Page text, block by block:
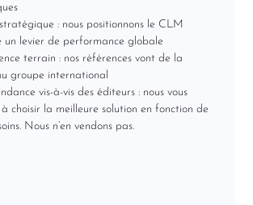
: nous positionnons le CLM
un levier de performance globale
terrain : nos références vont de la
groupe international
vis-à-vis des éditeurs : nous vous
choisir la meilleure solution en fonction de
Nous n’en vendons pas.